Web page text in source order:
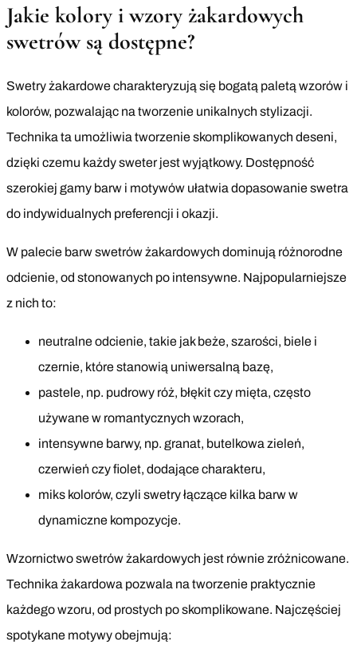
Jakie kolory i wzory żakardowych
swetrów są dostępne?
Swetry żakardowe charakteryzują się bogatą paletą wzorów i
kolorów, pozwalając na tworzenie unikalnych stylizacji.
Technika ta umożliwia tworzenie skomplikowanych deseni,
dzięki czemu każdy sweter jest wyjątkowy. Dostępność
szerokiej gamy barw i motywów ułatwia dopasowanie swetra
do indywidualnych preferencji i okazji.
W palecie barw swetrów żakardowych dominują różnorodne
odcienie, od stonowanych po intensywne. Najpopularniejsze
z nich to:
neutralne odcienie, takie jak beże, szarości, biele i
czernie, które stanowią uniwersalną bazę,
pastele, np. pudrowy róż, błękit czy mięta, często
używane w romantycznych wzorach,
intensywne barwy, np. granat, butelkowa zieleń,
czerwień czy fiolet, dodające charakteru,
miks kolorów, czyli swetry łączące kilka barw w
dynamiczne kompozycje.
Wzornictwo swetrów żakardowych jest równie zróżnicowane.
Technika żakardowa pozwala na tworzenie praktycznie
każdego wzoru, od prostych po skomplikowane. Najczęściej
spotykane motywy obejmują: